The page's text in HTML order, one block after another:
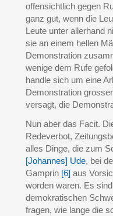
offensichtlich gegen
ganz gut, wenn die
Leute unter allerhand
sie an einem hellen
Demonstration
wenige dem Rufe
handle sich um eine
Demonstration
versagt, die
Nun aber das Facit.
Redeverbot,
alles Dinge, die zum
[Johannes] Ude, bei
Gamprin [6] aus
worden waren. Es
demokratischen
fragen, wie lange die